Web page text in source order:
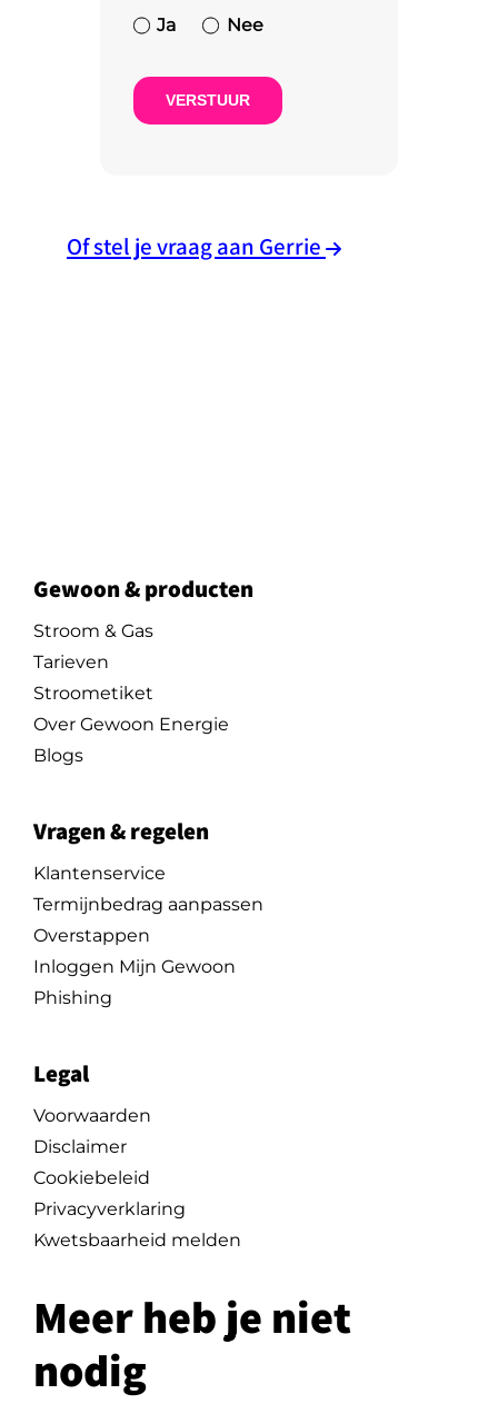
Ja
Nee
VERSTUUR
Of stel je vraag aan Gerrie
Gewoon & producten
Stroom & Gas
Tarieven
Stroometiket
Over Gewoon Energie
Blogs
Vragen & regelen
Klantenservice
Termijnbedrag aanpassen
Overstappen
Inloggen Mijn Gewoon
Phishing
Legal
Voorwaarden
Disclaimer
Cookiebeleid
Privacyverklaring
Kwetsbaarheid melden
Meer heb je niet
nodig